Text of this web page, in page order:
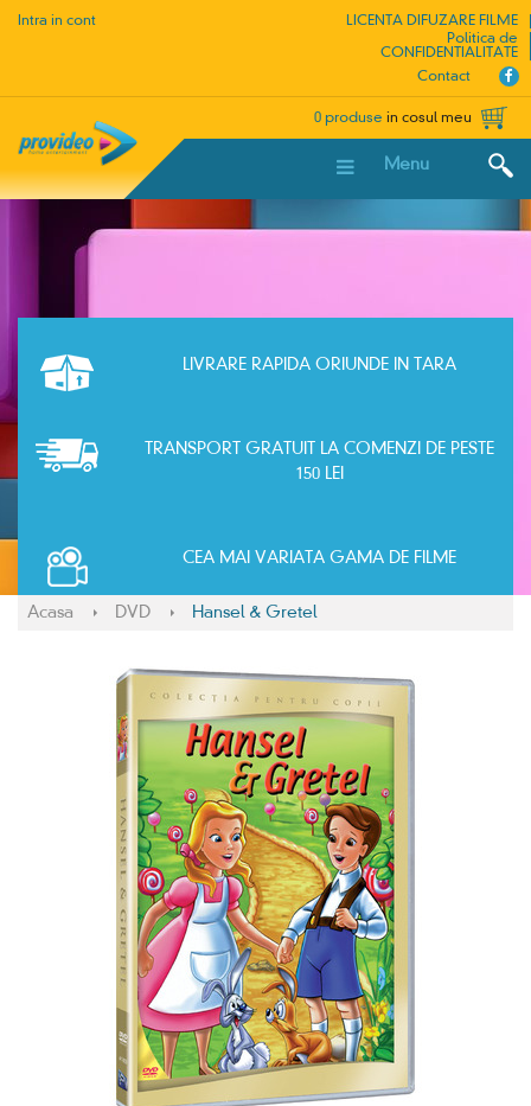
Intra in cont
LICENTA DIFUZARE FILME
Politica de
CONFIDENTIALITATE
Contact
0 produse in cosul meu
Menu
LIVRARE RAPIDA ORIUNDE IN TARA
TRANSPORT GRATUIT LA COMENZI DE PESTE
150 LEI
CEA MAI VARIATA GAMA DE FILME
Acasa DVD Hansel & Gretel